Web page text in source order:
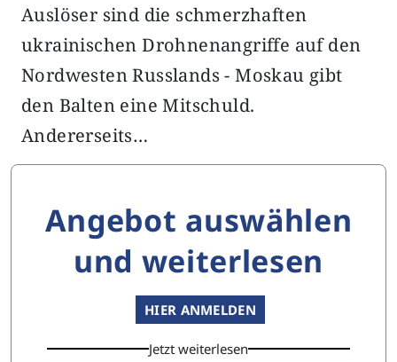
Auslöser sind die schmerzhaften
ukrainischen Drohnenangriffe auf den
Nordwesten Russlands - Moskau gibt
den Balten eine Mitschuld.
Andererseits…
Angebot auswählen
und weiterlesen
HIER ANMELDEN
Jetzt weiterlesen